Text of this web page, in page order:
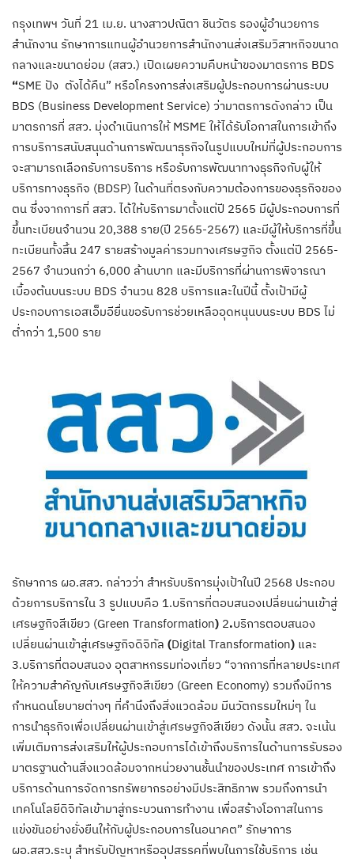
กรุงเทพฯ วันที่ 21 เม.ย. นางสาวปณิตา ชินวัตร รองผู้อำนวยการ
สำนักงาน รักษาการแทนผู้อำนวยการสำนักงานส่งเสริมวิสาหกิจขนาด
กลางและขนาดย่อม (สสว.) เปิดเผยความคืบหน้าของมาตรการ BDS
“SME ปัง ตังได้คืน” หรือโครงการส่งเสริมผู้ประกอบการผ่านระบบ
BDS (Business Development Service) ว่ามาตรการดังกล่าว เป็น
มาตรการที่ สสว. มุ่งดำเนินการให้ MSME ให้ได้รับโอกาสในการเข้าถึง
การบริการสนับสนุนด้านการพัฒนาธุรกิจในรูปแบบใหม่ที่ผู้ประกอบการ
จะสามารถเลือกรับการบริการ หรือรับการพัฒนาทางธุรกิจกับผู้ให้
บริการทางธุรกิจ (BDSP) ในด้านที่ตรงกับความต้องการของธุรกิจของ
ตน ซึ่งจากการที่ สสว. ได้ให้บริการมาตั้งแต่ปี 2565 มีผู้ประกอบการที่
ขึ้นทะเบียนจำนวน 20,388 ราย(ปี 2565-2567) และมีผู้ให้บริการที่ขึ้น
ทะเบียนทั้งสิ้น 247 รายสร้างมูลค่ารวมทางเศรษฐกิจ ตั้งแต่ปี 2565-
2567 จำนวนกว่า 6,000 ล้านบาท และมีบริการที่ผ่านการพิจารณา
เบื้องต้นบนระบบ BDS จำนวน 828 บริการและในปีนี้ ตั้งเป้ามีผู้
ประกอบการเอสเอ็มอียื่นขอรับการช่วยเหลืออุดหนุนบนระบบ BDS ไม่
ต่ำกว่า 1,500 ราย
รักษาการ ผอ.สสว. กล่าวว่า สำหรับบริการมุ่งเป้าในปี 2568 ประกอบ
ด้วยการบริการใน 3 รูปแบบคือ 1.บริการที่ตอบสนองเปลี่ยนผ่านเข้าสู่
เศรษฐกิจสีเขียว (Green Transformation) 2.บริการตอบสนอง
เปลี่ยนผ่านเข้าสู่เศรษฐกิจดิจิทัล (Digital Transformation) และ
3.บริการที่ตอบสนอง อุตสาหกรรมท่องเที่ยว “จากการที่หลายประเทศ
ให้ความสำคัญกับเศรษฐกิจสีเขียว (Green Economy) รวมถึงมีการ
กำหนดนโยบายต่างๆ ที่คำนึงถึงสิ่งแวดล้อม มีนวัตกรรมใหม่ๆ ใน
การนำธุรกิจเพื่อเปลี่ยนผ่านเข้าสู่เศรษฐกิจสีเขียว ดังนั้น สสว. จะเน้น
เพิ่มเติมการส่งเสริมให้ผู้ประกอบการได้เข้าถึงบริการในด้านการรับรอง
มาตรฐานด้านสิ่งแวดล้อมจากหน่วยงานชั้นนำของประเทศ การเข้าถึง
บริการด้านการจัดการทรัพยากรอย่างมีประสิทธิภาพ รวมถึงการนำ
เทคโนโลยีดิจิทัลเข้ามาสู่กระบวนการทำงาน เพื่อสร้างโอกาสในการ
แข่งขันอย่างยั่งยืนให้กับผู้ประกอบการในอนาคต” รักษาการ
ผอ.สสว.ระบุ สำหรับปัญหาหรืออุปสรรคที่พบในการใช้บริการ เช่น